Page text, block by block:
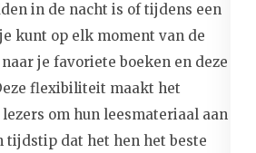
in de nacht is of tijdens een
kunt op elk moment van de
je favoriete boeken en deze
flexibiliteit maakt het
om hun leesmateriaal aan
tijdstip dat het hen het beste